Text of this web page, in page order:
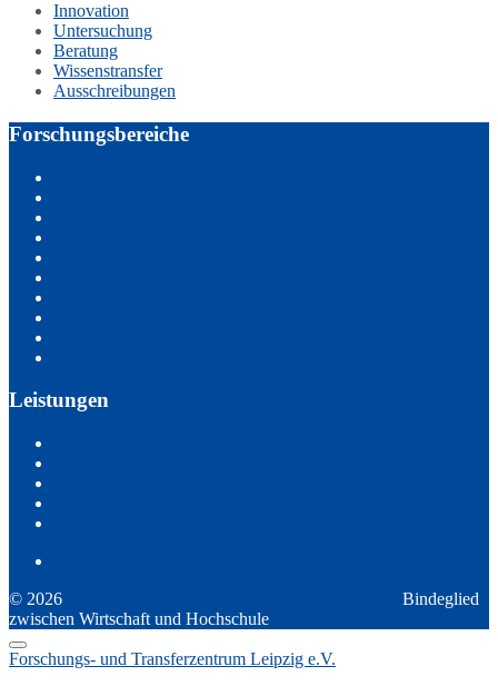
Innovation
Untersuchung
Beratung
Wissenstransfer
Ausschreibungen
Forschungsbereiche
Leistungen
© 2026
Bindeglied
zwischen Wirtschaft und Hochschule
Forschungs- und Transferzentrum Leipzig e.V.